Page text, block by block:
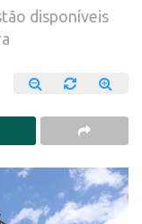
disponíveis